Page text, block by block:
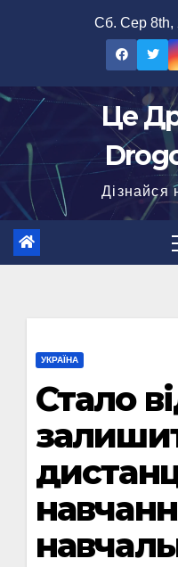
Сб. Сер 8th,
Це
Дізнайся
УКРАЇНА
Стало